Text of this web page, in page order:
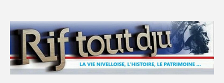
content